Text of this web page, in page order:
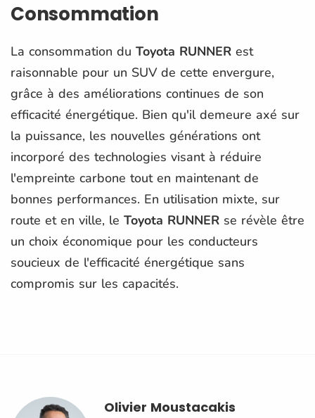
Consommation
La consommation du Toyota RUNNER est
raisonnable pour un SUV de cette envergure,
grâce à des améliorations continues de son
efficacité énergétique. Bien qu'il demeure axé sur
la puissance, les nouvelles générations ont
incorporé des technologies visant à réduire
l'empreinte carbone tout en maintenant de
bonnes performances. En utilisation mixte, sur
route et en ville, le Toyota RUNNER se révèle être
un choix économique pour les conducteurs
soucieux de l'efficacité énergétique sans
compromis sur les capacités.
Olivier Moustacakis